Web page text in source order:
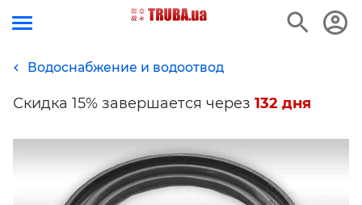
Водоснабжение и водоотвод
Скидка 15% завершается через 132 дня